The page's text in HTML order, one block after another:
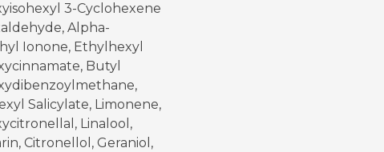
3-Cyclohexene
Alpha-
Ionone, Ethylhexyl
Butyl
Salicylate, Limonene,
Linalool,
Citronellol, Geraniol,